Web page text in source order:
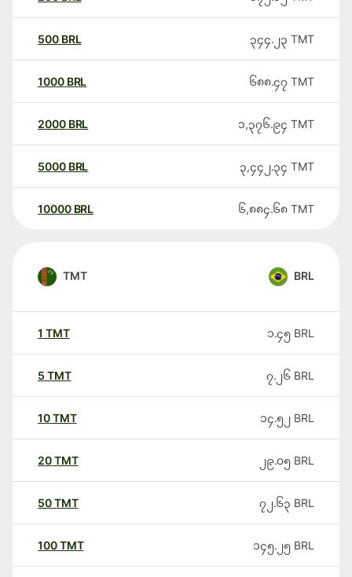
500 BRL ၃၄၄.၂၃ TMT
1000 BRL ၆၈၈.၄၇ TMT
2000 BRL ၁,၃၇၆.၉၄ TMT
5000 BRL ၃,၄၄၂.၃၄ TMT
10000 BRL ၆,၈၈၄.၆၈ TMT
TMT BRL
1 TMT ၁.၄၅ BRL
5 TMT ၇.၂၆ BRL
10TMT ၁၄.၅၂ BRL
20TMT ၂၉.၀၅ BRL
50TMT ၇၂.၆၃ BRL
100TMT ၁၄၅.၂၅ BRL